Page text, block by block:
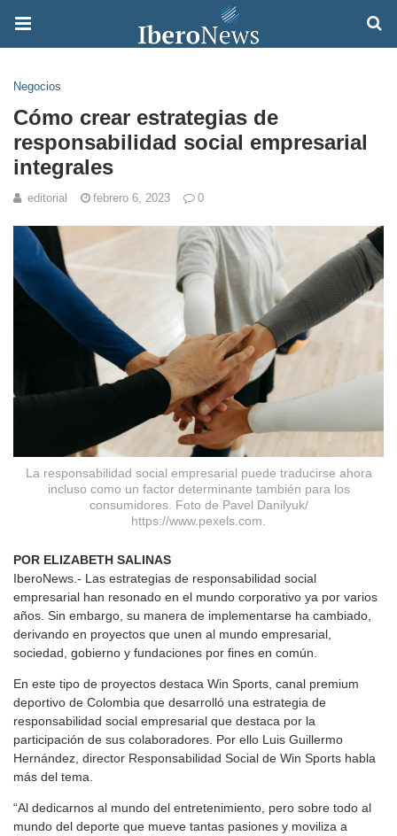
Negocios
Cómo crear estrategias de
responsabilidad social empresarial
integrales
editorial febrero 6, 2023 0
La responsabilidad social empresarial puede traducirse ahora
incluso como un factor determinante también para los
consumidores. Foto de Pavel Danilyuk/
https://www.pexels.com.
POR ELIZABETH SALINAS
IberoNews.- Las estrategias de responsabilidad social
empresarial han resonado en el mundo corporativo ya por varios
años. Sin embargo, su manera de implementarse ha cambiado,
derivando en proyectos que unen al mundo empresarial,
sociedad, gobierno y fundaciones por fines en común.
En este tipo de proyectos destaca Win Sports, canal premium
deportivo de Colombia que desarrolló una estrategia de
responsabilidad social empresarial que destaca por la
participación de sus colaboradores. Por ello Luis Guillermo
Hernández, director Responsabilidad Social de Win Sports habla
más del tema.
“Al dedicarnos al mundo del entretenimiento, pero sobre todo al
mundo del deporte que mueve tantas pasiones y moviliza a